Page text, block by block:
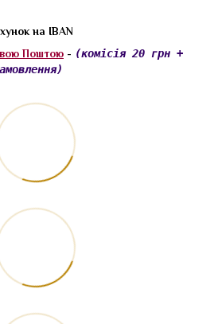
на IBAN
Поштою - (комісія 20 грн +